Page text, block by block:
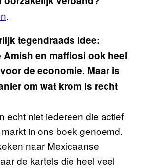
.
tegendraads idee:
Amish en maffiosi ook heel
de economie. Maar is
om wat krom is recht
echt niet iedereen die actief
in ons boek genoemd.
naar Mexicaanse
de kartels die heel veel